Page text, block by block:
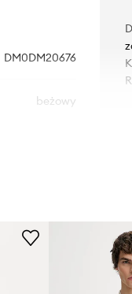
DM0DM20676
beżowy